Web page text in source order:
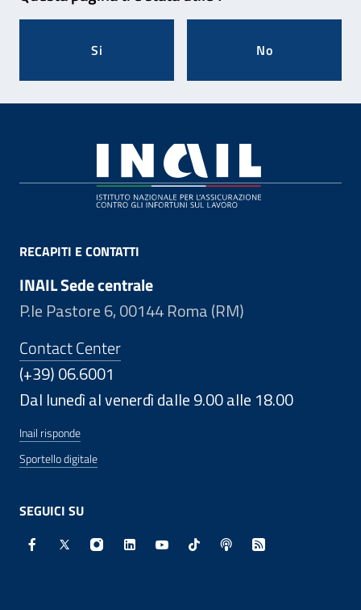
Si No
RECAPITI E CONTATTI
INAIL Sede centrale
P.le Pastore 6, 00144 Roma (RM)
Contact Center
(+39) 06.6001
Dal lunedì al venerdì dalle 9.00 alle 18.00
Inail risponde
Sportello digitale
SEGUICI SU
Facebook - Sito esterno - Apertura in nuova finestra
X - Sito esterno - Apertura in nuova finestra
Instagram - Sito esterno - Apertura in
Linkedin - Sito esterno - Apertura in
Youtube - Sito esterno -
TikTok - Sito esterno -
Spreaker - Sito
Feed RSS -